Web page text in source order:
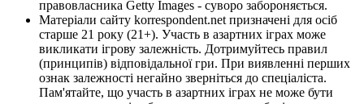
правовласника Getty Images - суворо забороняється.
Матеріали сайту korrespondent.net призначені для осіб
старше 21 року (21+). Участь в азартних іграх може
викликати ігрову залежність. Дотримуйтесь правил
(принципів) відповідальної гри. При виявленні перших
ознак залежності негайно зверніться до спеціаліста.
Пам'ятайте, що участь в азартних іграх не може бути